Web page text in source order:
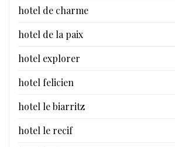
hotel de charme
hotel de la paix
hotel explorer
hotel felicien
hotel le biarritz
hotel le recif